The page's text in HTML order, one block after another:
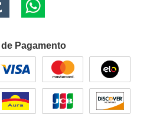
Pagamento